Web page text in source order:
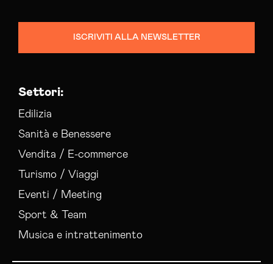
Gestione Campagne Google Ads Imperia
Gestione Social Media Imperia
Social Media Advertising Imperia
Sviluppo Ecommerce Imperia
Web Agency Imperia
ISCRIVITI ALLA NEWSLETTER
Settori:
Edilizia
Sanità e Benessere
Vendita / E-commerce
Turismo / Viaggi
Eventi / Meeting
Sport & Team
Musica e intrattenimento